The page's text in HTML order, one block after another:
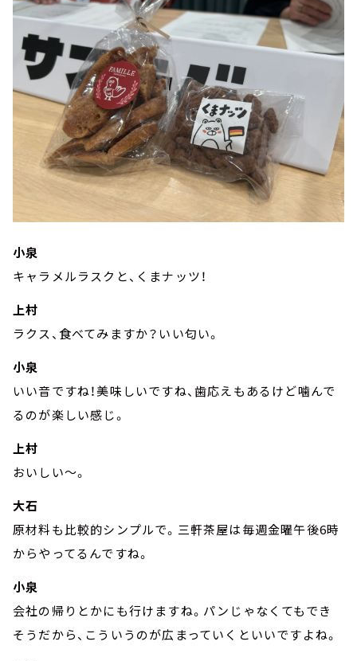
小泉
キャラメルラスクと、くまナッツ！
上村
ラクス、食べてみますか？いい匂い。
小泉
いい音ですね！美味しいですね、歯応えもあるけど噛んで
るのが楽しい感じ。
上村
おいしい～。
大石
原材料も比較的シンプルで。三軒茶屋は毎週金曜午後6時
からやってるんですね。
小泉
会社の帰りとかにも行けますね。パンじゃなくてもでき
そうだから、こういうのが広まっていくといいですよね。